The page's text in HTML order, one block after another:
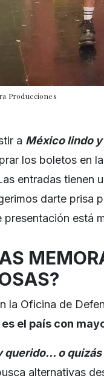
Producciones
a México lindo
los boletos en la
entradas tienen
darte prisa
presentación está
la Oficina de
el país con
querido… o quizás
alternativas